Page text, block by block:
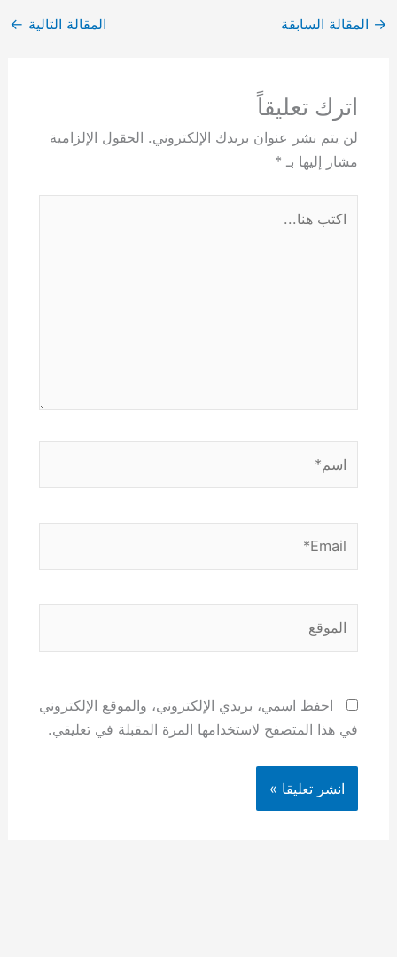
→ المقالة السابقة المقالة التالية ←
اترك تعليقاً
لن يتم نشر عنوان بريدك الإلكتروني. الحقول الإلزامية
مشار إليها بـ *
هنا...
احفظ اسمي، بريدي الإلكتروني، والموقع الإلكتروني
في هذا المتصفح لاستخدامها المرة المقبلة في تعليقي.